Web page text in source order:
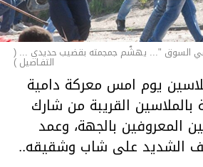
السوق "... يهشّم جمجمته بقضيب حديدي ... (
التفـاصيل )
يوم امس معركة دامية
بالملاسين القريبة من شارك
المعروفين بالجهة، وعمد
الشديد على شاب وشقيقه..